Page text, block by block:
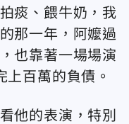
痰、餵牛奶，我
那一年，阿嬤過
也靠著一場場演
百萬的負債。
他的表演，特別